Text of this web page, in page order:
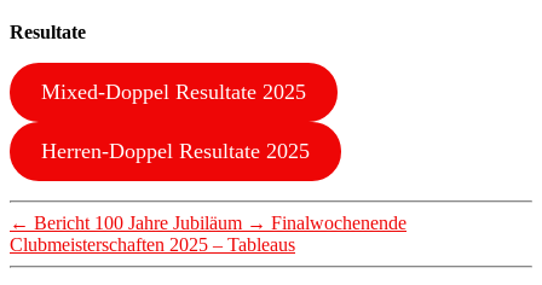
Resultate
Mixed-Doppel Resultate 2025
Herren-Doppel Resultate 2025
← Bericht 100 Jahre Jubiläum → Finalwochenende
Clubmeisterschaften 2025 – Tableaus